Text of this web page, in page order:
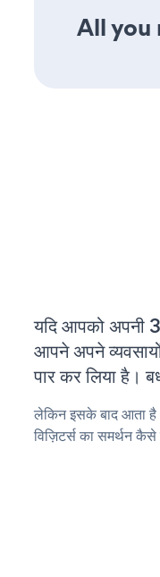
All you
यदि आपको अपनी
आपने अपने
पार कर लिया है।
लेकिन इसके बाद आता
विज़िटर्स का समर्थन